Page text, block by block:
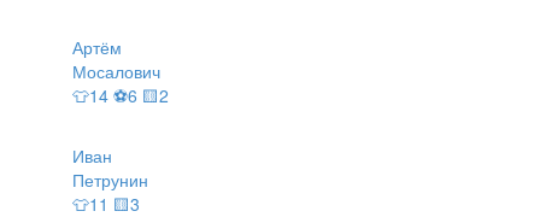
Артём
Мосалович
👕14 ⚽6 🟨2
Иван
Петрунин
👕11 🟨3